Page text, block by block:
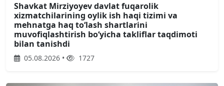
Shavkat Mirziyoyev davlat fuqarolik
xizmatchilarining oylik ish haqi tizimi va
mehnatga haq toʻlash shartlarini
muvofiqlashtirish boʻyicha takliflar taqdimoti
bilan tanishdi
05.08.2026 • 1727